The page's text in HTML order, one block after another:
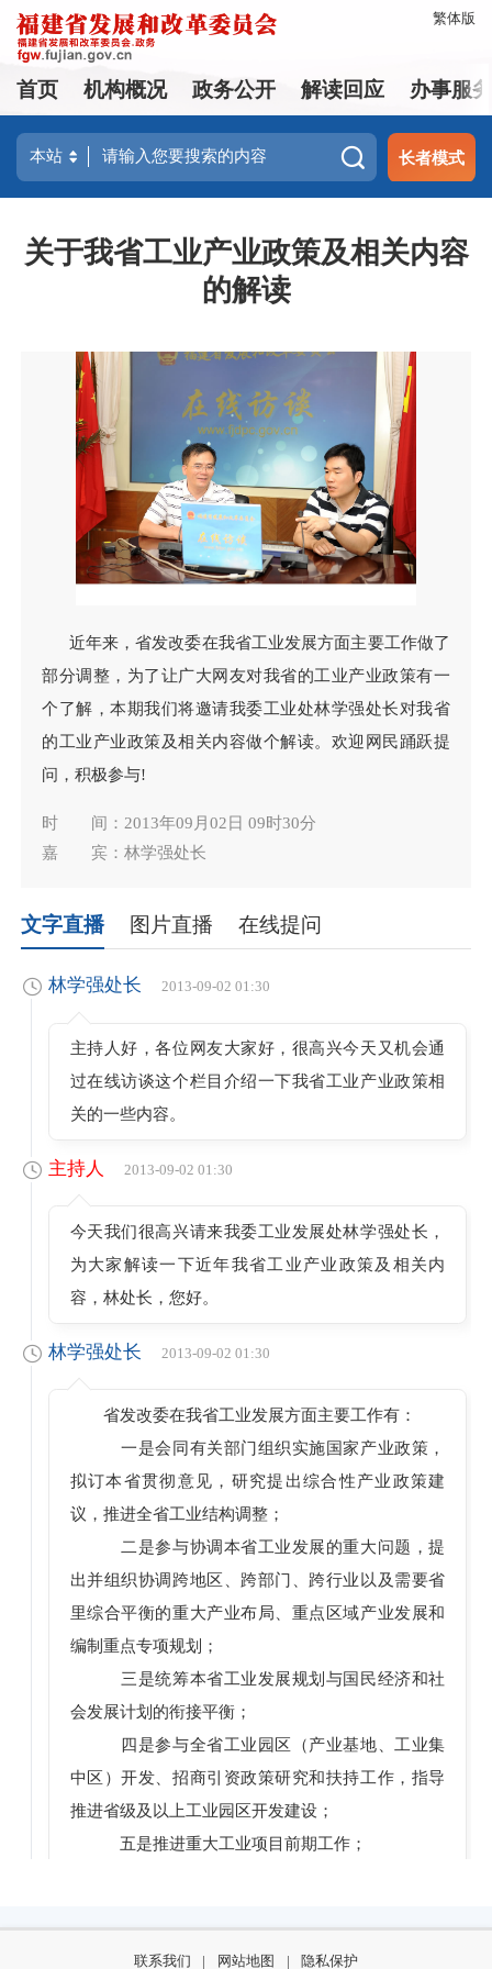
繁体版
首页 机构概况 政务公开 解读回应 办事服
长者模式
关于我省工业产业政策及相关内容
的解读
近年来，省发改委在我省工业发展方面主要工作做了
部分调整，为了让广大网友对我省的工业产业政策有一
个了解，本期我们将邀请我委工业处林学强处长对我省
的工业产业政策及相关内容做个解读。欢迎网民踊跃提
问，积极参与!
时 间：2013年09月02日 09时30分
嘉 宾：林学强处长
文字直播 图片直播 在线提问
林学强处长 2013-09-02 01:30
主持人好，各位网友大家好，很高兴今天又机会通
过在线访谈这个栏目介绍一下我省工业产业政策相
关的一些内容。
主持人 2013-09-02 01:30
今天我们很高兴请来我委工业发展处林学强处长，
为大家解读一下近年我省工业产业政策及相关内
容，林处长，您好。
林学强处长 2013-09-02 01:30
省发改委在我省工业发展方面主要工作有：
一是会同有关部门组织实施国家产业政策，
拟订本省贯彻意见，研究提出综合性产业政策建
议，推进全省工业结构调整；
二是参与协调本省工业发展的重大问题，提
出并组织协调跨地区、跨部门、跨行业以及需要省
里综合平衡的重大产业布局、重点区域产业发展和
编制重点专项规划；
三是统筹本省工业发展规划与国民经济和社
会发展计划的衔接平衡；
四是参与全省工业园区（产业基地、工业集
中区）开发、招商引资政策研究和扶持工作，指导
推进省级及以上工业园区开发建设；
五是推进重大工业项目前期工作；
联系我们 | 网站地图 | 隐私保护